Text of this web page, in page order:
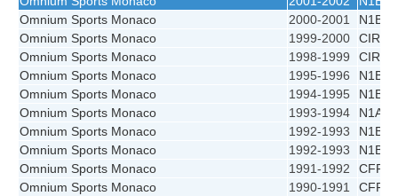
Omnium Sports Monaco
2000-2001
N1B
Omnium Sports Monaco
1999-2000
CIR
Omnium Sports Monaco
1998-1999
CIR
Omnium Sports Monaco
1995-1996
N1B
Omnium Sports Monaco
1994-1995
N1B
Omnium Sports Monaco
1993-1994
N1A
Omnium Sports Monaco
1992-1993
N1B -
Omnium Sports Monaco
1992-1993
N1B
Omnium Sports Monaco
1991-1992
CFF
Omnium Sports Monaco
1990-1991
CFF